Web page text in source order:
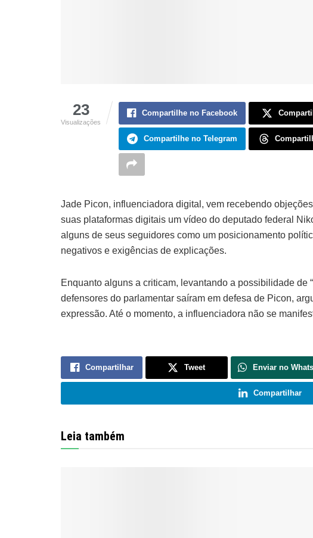
23
Visualizações
Compartilhe no Facebook
Compartilhe no Telegram
Jade Picon, influenciadora digital, vem recebendo
suas plataformas digitais um vídeo do deputado federal
alguns de seus seguidores como um posicionamento
negativos e exigências de explicações.
Enquanto alguns a criticam, levantando a possibilidade de
defensores do parlamentar saíram em defesa de Picon,
expressão. Até o momento, a influenciadora não se
Compartilhar Tweet Enviar no
Compartilhar
Leia também